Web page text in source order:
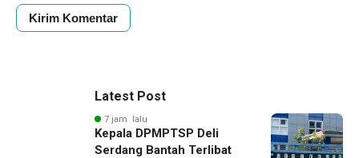
Latest Post
7 jam lalu
Kepala DPMPTSP Deli
Serdang Bantah Terlibat